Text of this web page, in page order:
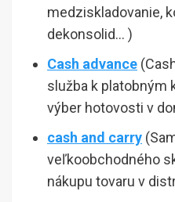
medziskladovanie,
dekonsolid… )
Cash advance
služba k platobným
výber hotovosti v
cash and carry
veľkoobchodného
nákupu tovaru v